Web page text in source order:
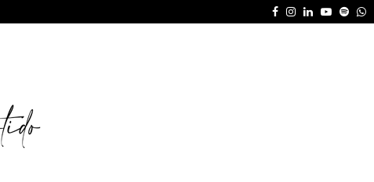
Facebook
Instagram
LinkedinYoutube